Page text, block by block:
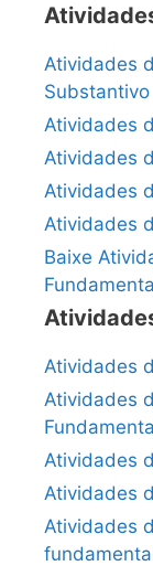
Atividades
Substantivo
Atividades
Atividades
Atividades
Atividades
Baixe
Atividades
Atividades
Atividades
Atividades
Atividades